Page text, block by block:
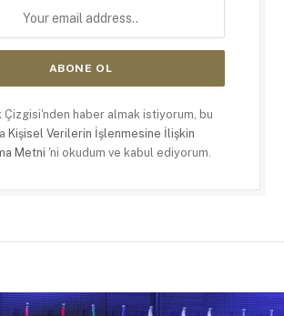
Çizgisi'nden haber almak istiyorum, bu
Kişisel Verilerin İşlenmesine İlişkin
Metni 'ni okudum ve kabul ediyorum.